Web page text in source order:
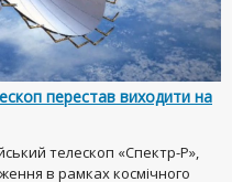
перестав виходити на
телескоп «Спектр-Р»,
в рамках космічного